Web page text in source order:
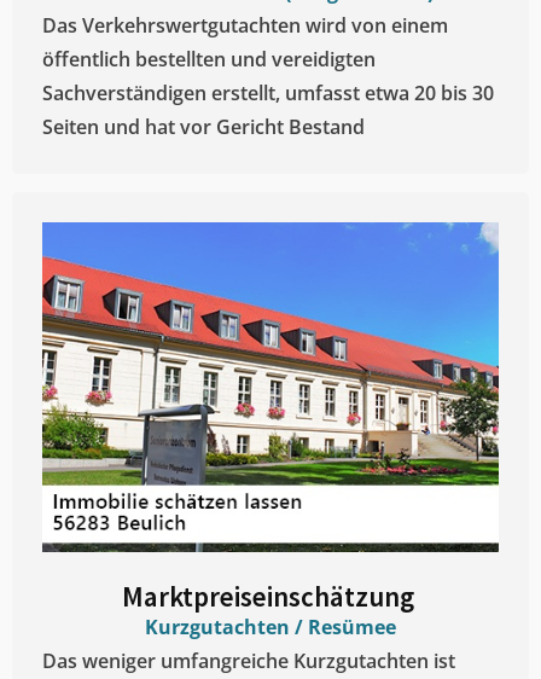
Das Verkehrswertgutachten wird von einem
öffentlich bestellten und vereidigten
Sachverständigen erstellt, umfasst etwa 20 bis 30
Seiten und hat vor Gericht Bestand
Marktpreiseinschätzung ​
Kurzgutachten / Resümee
Das weniger umfangreiche Kurzgutachten ist